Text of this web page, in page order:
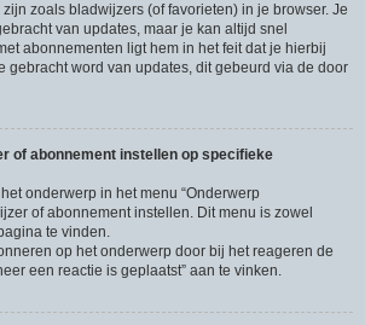
zoals bladwijzers (of favorieten) in je browser. Je
van updates, maar je kan altijd snel
abonnementen ligt hem in het feit dat je hierbij
gebracht word van updates, dit gebeurd via de door
of abonnement instellen op specifieke
onderwerp in het menu “Onderwerp
of abonnement instellen. Dit menu is zowel
te vinden.
op het onderwerp door bij het reageren de
een reactie is geplaatst” aan te vinken.